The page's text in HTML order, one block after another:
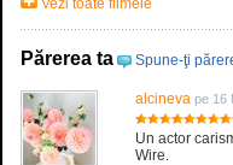
Părerea ta Spune-ţi
alcineva pe 16
Un actor
Wire.